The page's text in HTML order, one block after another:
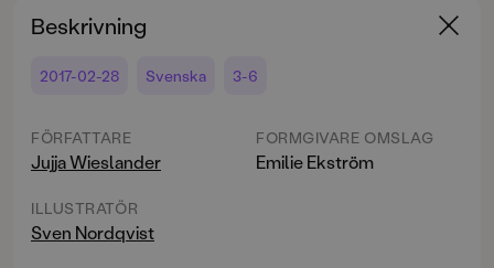
Beskrivning
2017-02-28 Svenska 3-6
FÖRFATTARE
Jujja Wieslander
ILLUSTRATÖR
Sven Nordqvist
FORMGIVARE OMSLAG
Emilie Ekström